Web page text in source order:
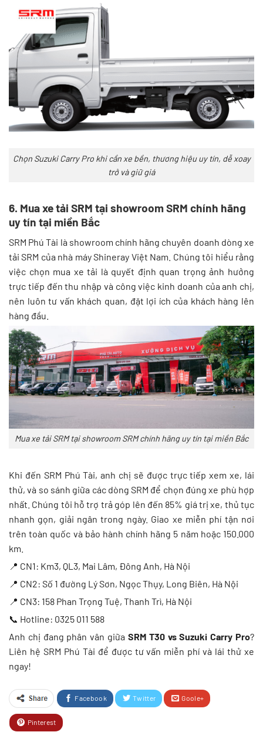
Chọn Suzuki Carry Pro khi cần xe bền, thương hiệu uy tín, dễ xoay
trở và giữ giá
6. Mua xe tải SRM tại showroom SRM chính hãng
uy tín tại miền Bắc
SRM Phú Tài là showroom chính hãng chuyên doanh dòng xe
tải SRM của nhà máy Shineray Việt Nam. Chúng tôi hiểu rằng
việc chọn mua xe tải là quyết định quan trọng ảnh hưởng
trực tiếp đến thu nhập và công việc kinh doanh của anh chị,
nên luôn tư vấn khách quan, đặt lợi ích của khách hàng lên
hàng đầu.
Mua xe tải SRM tại showroom SRM chính hãng uy tín tại miền Bắc
Khi đến SRM Phú Tài, anh chị sẽ được trực tiếp xem xe, lái
thử, và so sánh giữa các dòng SRM để chọn đúng xe phù hợp
nhất. Chúng tôi hỗ trợ trả góp lên đến 85% giá trị xe, thủ tục
nhanh gọn, giải ngân trong ngày. Giao xe miễn phí tận nơi
trên toàn quốc và bảo hành chính hãng 5 năm hoặc 150.000
km.
📍 CN1: Km3, QL3, Mai Lâm, Đông Anh, Hà Nội
📍 CN2: Số 1 đường Lý Sơn, Ngọc Thụy, Long Biên, Hà Nội
📍 CN3: 158 Phan Trọng Tuệ, Thanh Trì, Hà Nội
📞 Hotline: 0325 011 588
Anh chị đang phân vân giữa SRM T30 vs Suzuki Carry Pro?
Liên hệ SRM Phú Tài để được tư vấn miễn phí và lái thử xe
ngay!
Facebook Twitter Goole+
Pinterest